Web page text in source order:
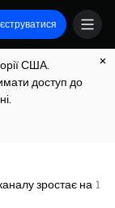
США.
доступ до
зростає на